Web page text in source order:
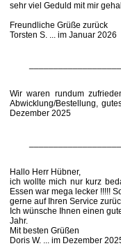
sehr viel Geduld mit mir
Freundliche Grüße zurück
Torsten S. ... im Januar 2026
Wir waren rundum
Abwicklung/Bestellung,
Dezember 2025
Hallo Herr Hübner,
ich wollte mich nur kurz
Essen war mega lecker !!!!!
gerne auf Ihren Service
Ich wünsche Ihnen einen
Jahr.
Mit besten Grüßen
Doris W. ... im Dezember